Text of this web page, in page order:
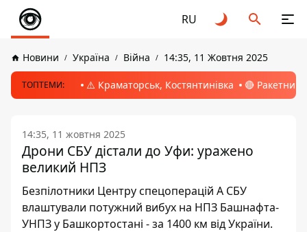
RU
Новини Україна Війна 14:35, 11 Жовтня 2025
ТОПТЕМИ: ⚠️ Краматорськ, Костянтинівка 🔴 Ракетний
14:35, 11 жовтня 2025
Дрони СБУ дістали до Уфи: уражено
великий НПЗ
Безпілотники Центру спецоперацій А СБУ
влаштували потужний вибух на НПЗ Башнафта-
УНПЗ у Башкортостані - за 1400 км від України.